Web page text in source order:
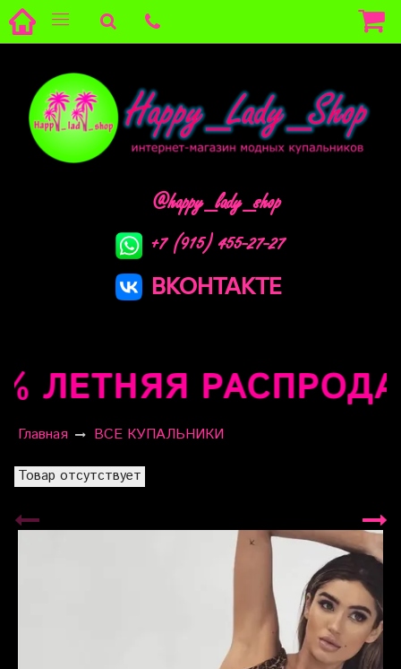
@happy_lady_shop
+7 (915) 455-27-27
ВКОНТАКТЕ
ЛЕТНЯЯ
Главная ВСЕ КУПАЛЬНИКИ
Товар отсутствует